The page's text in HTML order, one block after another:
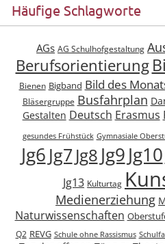
Häufige Schlagworte
AGs AG Schulhofgestaltung
Berufsorientierung
Bienen Bigband Bild des
Bläsergruppe Busfahrplan
Gestalten Deutsch Erasmus
gesundes Frühstück Gymnasiale
Jg6 Jg7 Jg8 Jg9Jg10
Jg13 Kulturtag
Medienerziehung
Naturwissenschaften
Q2 REVG Schule ohne Rassismus